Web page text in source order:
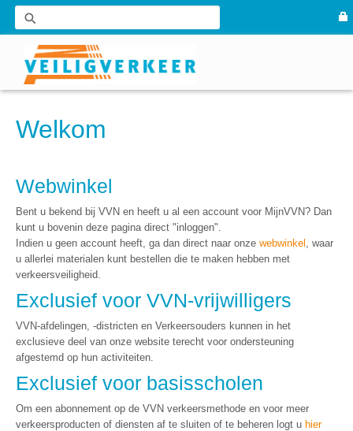
Welkom
Webwinkel
Bent u bekend bij VVN en heeft u al een account voor MijnVVN? Dan
kunt u bovenin deze pagina direct "inloggen".
Indien u geen account heeft, ga dan direct naar onze webwinkel , waar
u allerlei materialen kunt bestellen die te maken hebben met
verkeersveiligheid.
Exclusief voor VVN-vrijwilligers
VVN-afdelingen, -districten en Verkeersouders kunnen in het
exclusieve deel van onze website terecht voor ondersteuning
afgestemd op hun activiteiten.
Exclusief voor basisscholen
Om een abonnement op de VVN verkeersmethode en voor meer
verkeersproducten of diensten af te sluiten of te beheren logt u hier